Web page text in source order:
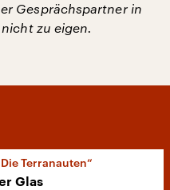
Gesprächspartner in
zu eigen.
Terranauten“
Glas